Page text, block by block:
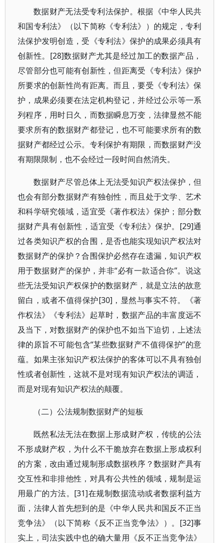
数据财产无法受专利法保护。根据《中华人民共
和国专利法》（以下简称《专利法》）的规定，专利
法保护发明创造，受《专利法》保护的成果必须具有
创新性。[28]数据财产尤其是经过加工的数据产品，
尽管部分也可能有创新性，但距离受《专利法》保护
所要求的创新性尚有距离。而且，要受《专利法》保
护，成果必须要在法定机构登记，并经过公示等一系
列程序，用时日久，而数据瞬息万变，法律显然不能
要求所有的数据财产都登记，也不可能要求所有的数
据财产都经过公示。专利保护有期限，而数据财产没
有期限限制，也不会经过一段时间自然消失。
数据财产尽管总体上无法受知识产权法保护，但
也会有部分数据财产有独创性，而且处于文学、艺术
和科学研究领域，适宜受《著作权法》保护；部分数
据财产具有创新性，适宜受《专利法》保护。[29]通
过各类知识产权的合围，是否也能实现知识产权法对
数据财产的保护？合围保护必然存在遗漏，知识产权
用于数据财产的保护，并非“必有一款适合你”。说这
些无法受知识产权保护的数据财产，就是立法的故意
留白，或者不值得保护[30]，显然与事实不符。《著
作权法》《专利法》起草时，数据产品的丰富度远不
及当下，对数据财产的保护也不如当下迫切，上述法
律的原旨不可能包含“某些数据财产不值得保护”的意
蕴。如果主张知识产权法保护的客体可以不具有独创
性或者创新性，这就不是对现有知识产权法的调适，
而是对现有知识产权法的颠覆。
（二）公法规制数据财产的短板
既然私法无法在数据上形成财产权，传统的公法
不形成财产权，为什么不干脆放弃在数据上形成权利
的方案，改由通过规制形成数据秩序？数据财产具有
交互性和非排他性，对具有公共性的领域，规制是运
用最广的方法。[31]在规制数据流动或者数据利益方
面，法律人首先想到的是《中华人民共和国反不正当
竞争法》（以下简称《反不正当竞争法》）。[32]事
实上，司法实践中也的确大量用《反不正当竞争法》